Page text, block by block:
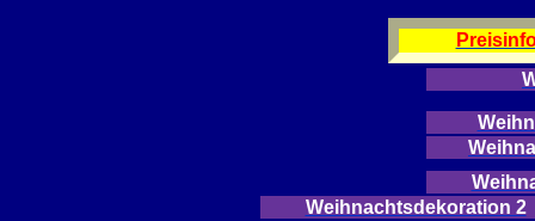
Weihnachtsdekoration 2